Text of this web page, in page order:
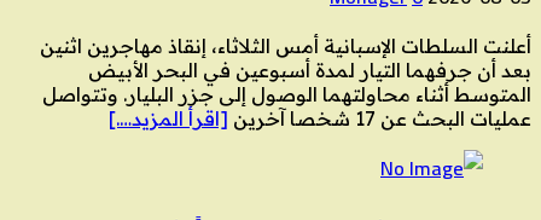
أعلنت السلطات الإسبانية أمس الثلاثاء، إنقاذ مهاجرين اثنين
بعد أن جرفهما التيار لمدة أسبوعين في البحر الأبيض
المتوسط أثناء محاولتهما الوصول إلى جزر البليار. وتتواصل
عمليات البحث عن 17 شخصا آخرين
[اقرأ المزيد….]